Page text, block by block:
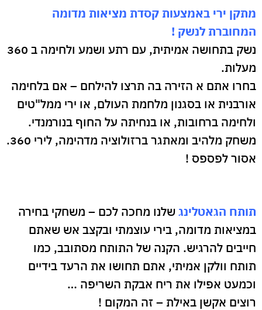
מתקן ירי באמצעות קסדת מציאות מדומה
המחוברת לנשק !
נשק בתחושה אמיתית, עם רתע ושמע ולחימה ב 360
מעלות.
בחרו אתם א הזירה בה תרצו להילחם – אם בלחימה
אורבנית או בסגנון מלחמת העולם, או ירי ממל"טים
ולחימה ברחובות, או בנחיתה על החוף בנורמנדי.
משחק מלהיב ומאתגר ברזולוציה מדהימה, לירי 360.
אסור לפספס !
תותח הגאטלינג שלנו מחכה לכם – משחקי בחירה
במציאות מדומה, בירי עוצמתי ובקצב אש שאתם
חייבים להרגיש. הקנה של התותח מסתובב, כמו
תותח וולקן אמיתי, אתם תחושו את הרעד בידיים
וכמעט אפילו את ריח אבקת השריפה …
רוצים אקשן באילת – זה המקום !